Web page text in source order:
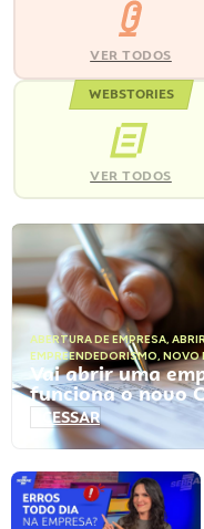
VER TODOS
WEBSTORIES
VER TODOS
ABERTURA DE EMPRESA,
EMPREENDEDORISMO, NOVO
Vai abrir uma
funciona o novo
ACESSAR